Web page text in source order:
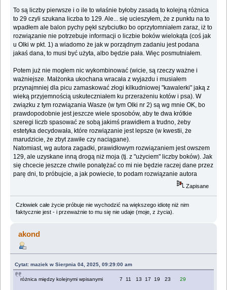
To są liczby pierwsze i o ile to właśnie byłoby zasadą to kolejną różnica
to 29 czyli szukana liczba to 129. Ale... się ucieszyłem, że z punktu na to
wpadłem ale balon pychy pękł szybciutko bo oprzytomniałem zaraz, iż to
rozwiązanie nie potrzebuje informacji o liczbie boków wielokąta (coś jak
u Olki w pkt. 1) a wiadomo że jak w porządnym zadaniu jest podana
jakaś dana, to musi być użyta, albo będzie pała. Więc posmutniałem.
Potem już nie mogłem nic wykombinować (wicie, są rzeczy ważne i
ważniejsze. Małżonka ukochana wracała z wyjazdu i musiałem
przynajmniej dla picu zamaskować złogi kilkudniowej "kawalerki" jaką z
wieką przyjemnością uskuteczniałem ku przerażeniu kotów i psa). W
związku z tym rozwiązania Wasze (w tym Olki nr 2) są wg mnie OK, bo
prawdopodobnie jest jeszcze wiele sposobów, aby te dwa krótkie
szeregi liczb spasować ze sobą jakimś prawidłem a trudno, żeby
estetyka decydowała, które rozwiązanie jest lepsze (w kwestii, że
marudzicie, że zbyt zawiłe czy naciągane).
Natomiast, wg autora zagadki, prawidłowym rozwiązaniem jest owszem
129, ale uzyskane inną drogą niż moja (tj. z "użyciem" liczby boków). Jak
się chcecie jeszcze chwile ponatężać co mi nie będzie raczej dane przez
parę dni, to próbujcie, a jak powiecie, to podam rozwiązanie autora
Zapisane
Człowiek całe życie próbuje nie wychodzić na większego idiotę niż nim
faktycznie jest - i przeważnie to mu się nie udaje (moje, z życia).
akond
Cytat: maziek w Sierpnia 04, 2025, 09:29:00 am
różnica między kolejnymi wpisanymi 7 11 13 17 19 2329